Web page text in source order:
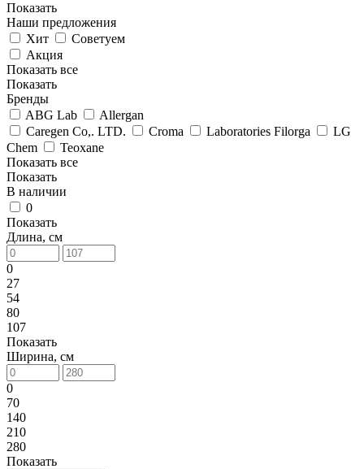
Показать
Наши предложения
Хит
Советуем
Акция
Показать все
Показать
Бренды
ABG Lab
Allergan
Caregen Co,. LTD.
Croma Laboratories Filorga
LG
Chem
Teoxane
Показать все
Показать
В наличии
0
Показать
Длина, см
0
27
54
80
107
Показать
Ширина, см
0
70
140
210
280
Показать